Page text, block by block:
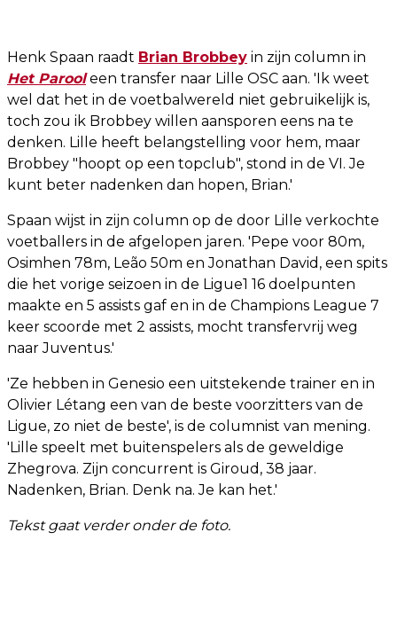
Henk Spaan raadt Brian Brobbey in zijn column in
Het Parooleen transfer naar Lille OSC aan. 'Ik weet
wel dat het in de voetbalwereld niet gebruikelijk is,
toch zou ik Brobbey willen aansporen eens na te
denken. Lille heeft belangstelling voor hem, maar
Brobbey "hoopt op een topclub", stond in de VI. Je
kunt beter nadenken dan hopen, Brian.'
Spaan wijst in zijn column op de door Lille verkochte
voetballers in de afgelopen jaren. 'Pepe voor 80m,
Osimhen 78m, Leão 50m en Jonathan David, een spits
die het vorige seizoen in de Ligue1 16 doelpunten
maakte en 5 assists gaf en in de Champions League 7
keer scoorde met 2 assists, mocht transfervrij weg
naar Juventus.'
'Ze hebben in Genesio een uitstekende trainer en in
Olivier Létang een van de beste voorzitters van de
Ligue, zo niet de beste', is de columnist van mening.
'Lille speelt met buitenspelers als de geweldige
Zhegrova. Zijn concurrent is Giroud, 38 jaar.
Nadenken, Brian. Denk na. Je kan het.'
Tekst gaat verder onder de foto.